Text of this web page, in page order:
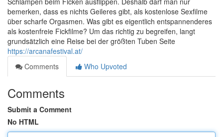
bemerken, dass es nichts Geileres gibt, als kostenlose Sexfilme
über scharfe Orgasmen. Was gibt es eigentlich entspannenderes
als kostenfreie Fickfilme? Um das richtig zu begreifen, langt
grundsätzlich eine Reise bei der größten Tuben Seite
https://arcanafestival.at/
Comments
Who Upvoted
Comments
Submit a Comment
No HTML